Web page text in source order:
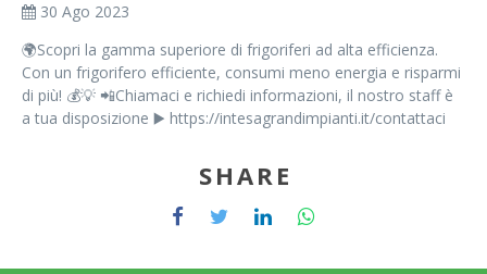
30 Ago 2023
🌍Scopri la gamma superiore di frigoriferi ad alta efficienza.
Con un frigorifero efficiente, consumi meno energia e risparmi
di più! 💰💡 📲Chiamaci e richiedi informazioni, il nostro staff è
a tua disposizione ▶️ https://intesagrandimpianti.it/contattaci
SHARE